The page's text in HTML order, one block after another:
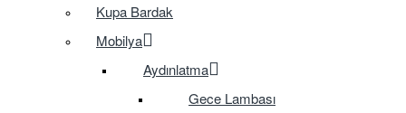
Kupa Bardak
Mobilya
Aydınlatma
Gece Lambası